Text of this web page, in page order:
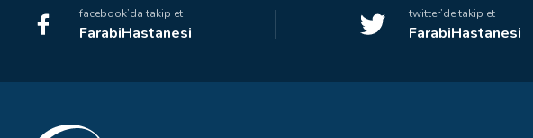
facebook’da takip et
FarabiHastanesi
twitter’de takip et
FarabiHastanesi